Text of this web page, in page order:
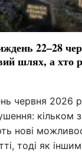
22–28
шлях, а хто
червня 2026
кільком
нові
тоді як